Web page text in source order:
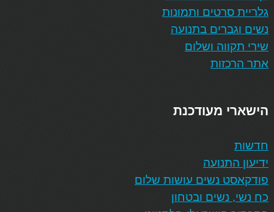
גלריית סרטים ותמונות
נשים וגברים בתנועה
שירי תקווה ושלום
אתר הרכזות
הישארי מעודכנת
חדשות
ידיעון התנועה
פודקאסט נשים עושות שלום
כח נשי, נשים ובטחון